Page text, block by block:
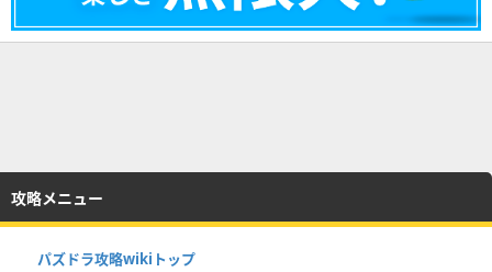
攻略メニュー
パズドラ攻略wikiトップ